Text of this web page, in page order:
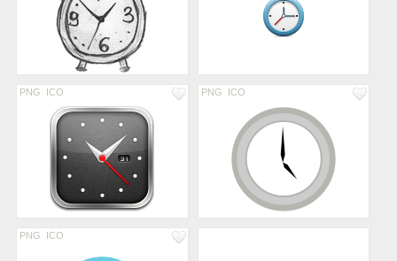
PNG ICO PNG ICO
PNG ICO